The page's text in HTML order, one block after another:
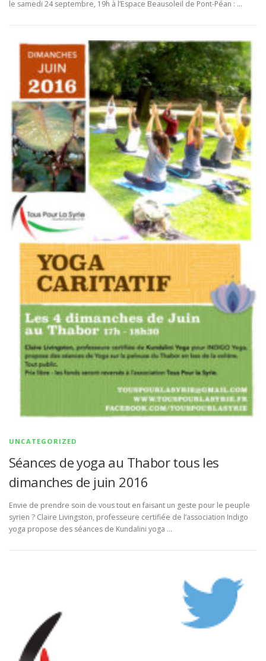
le samedi 24 septembre, 19h à l’Espace Beausoleil de Pont-Péan : …
UNCATEGORIZED
Séances de yoga au Thabor tous les
dimanches de juin 2016
Envie de prendre soin de vous tout en faisant un geste pour le peuple
syrien ? Claire Livingston, professeure certifiée de l’association Indigo
yoga propose des séances de Kundalini yoga …